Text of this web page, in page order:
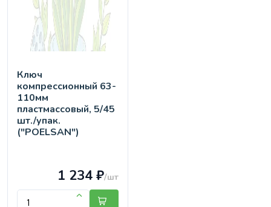
Ключ
компрессионный 63-
110мм
пластмассовый, 5/45
шт./упак.
("POELSAN")
1 234 ₽/шт